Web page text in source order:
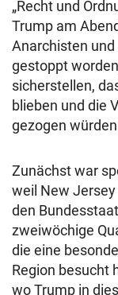
„Recht und
Trump am
Anarchisten und
gestoppt
sicherstellen,
blieben und die
gezogen
Zunächst war
weil New
den
zweiwöchige
die eine
Region besucht
wo Trump in